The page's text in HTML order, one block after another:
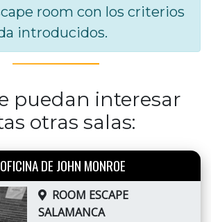
room con los criterios
introducidos.
puedan interesar
otras salas:
DE JOHN MONROE
ROOM ESCAPE
SALAMANCA